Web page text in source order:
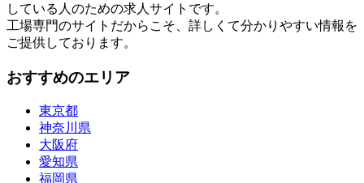
している人のための求人サイトです。
工場専門のサイトだからこそ、詳しくて分かりやすい情報を
ご提供しております。
おすすめのエリア
東京都
神奈川県
大阪府
愛知県
福岡県